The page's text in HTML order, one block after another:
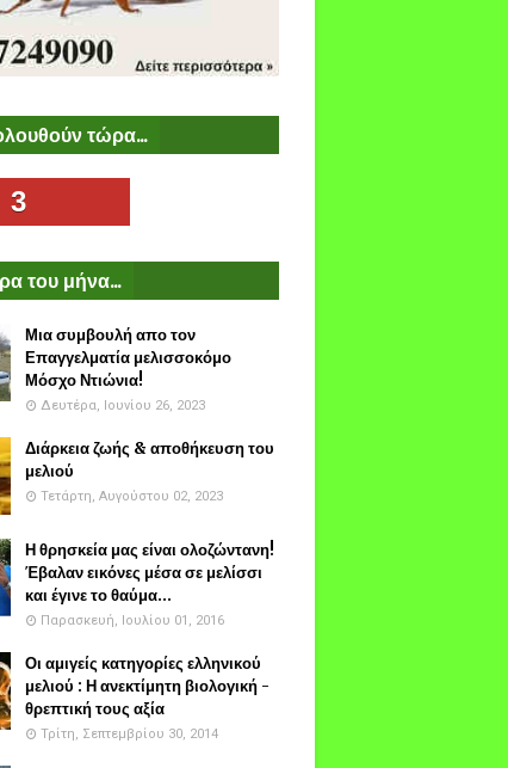
τώρα...
3
του μήνα...
Μια συμβουλή απο τον
Επαγγελματία μελισσοκόμο
Μόσχο Ντιώνια!
Δευτέρα, Ιουνίου 26, 2023
Διάρκεια ζωής & αποθήκευση του
μελιού
Τετάρτη, Αυγούστου 02, 2023
Η θρησκεία μας είναι ολοζώντανη!
Έβαλαν εικόνες μέσα σε μελίσσι
και έγινε το θαύμα...
Παρασκευή, Ιουλίου 01, 2016
Οι αμιγείς κατηγορίες ελληνικού
μελιού : Η ανεκτίμητη βιολογική -
θρεπτική τους αξία
Τρίτη, Σεπτεμβρίου 30, 2014